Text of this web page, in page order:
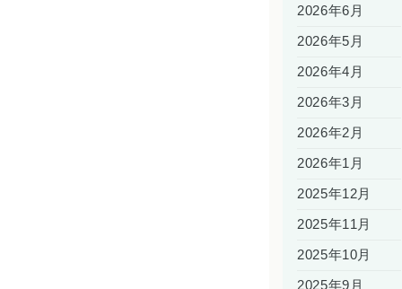
2026年6月
2026年5月
2026年4月
2026年3月
2026年2月
2026年1月
2025年12月
2025年11月
2025年10月
2025年9月